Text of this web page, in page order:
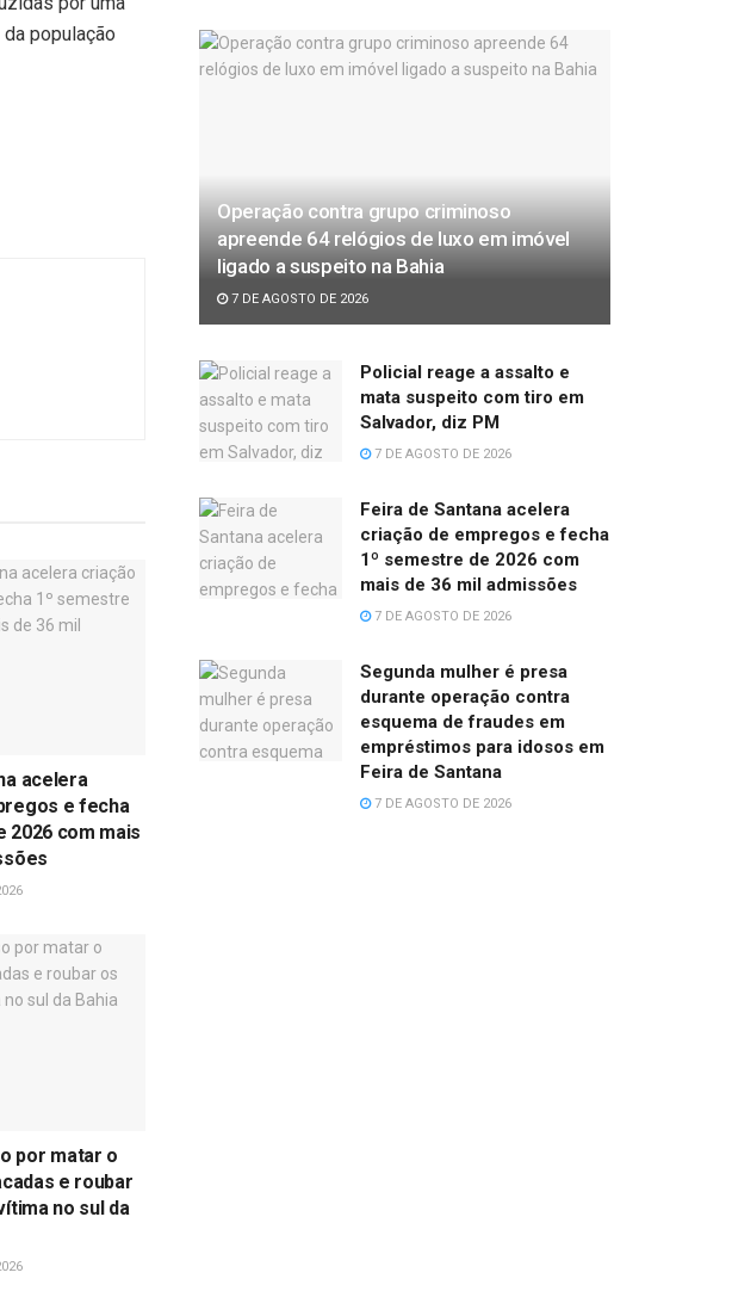
população
acelera
e fecha
2026 com mais
por matar o
e roubar
no sul da
Operação contra grupo criminoso
apreende 64 relógios de luxo em imóvel
ligado a suspeito na Bahia
7 DE AGOSTO DE 2026
Policial reage a assalto e
mata suspeito com tiro em
Salvador, diz PM
7 DE AGOSTO DE 2026
Feira de Santana acelera
criação de empregos e fecha
1º semestre de 2026 com
mais de 36 mil admissões
7 DE AGOSTO DE 2026
Segunda mulher é presa
durante operação contra
esquema de fraudes em
empréstimos para idosos em
Feira de Santana
7 DE AGOSTO DE 2026